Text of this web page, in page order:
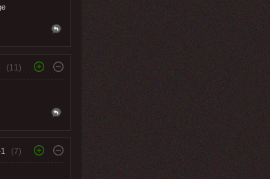
(11)
(7)